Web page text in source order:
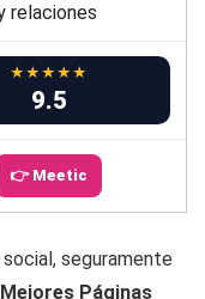
relaciones
★★★★★
9.5
👉 Meetic
seguramente
Mejores Páginas